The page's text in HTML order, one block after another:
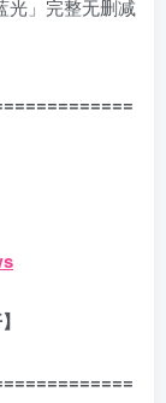
光」完整无删减